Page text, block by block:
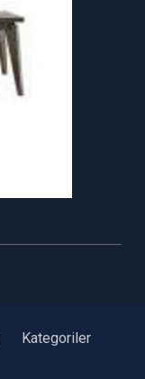
Kategoriler